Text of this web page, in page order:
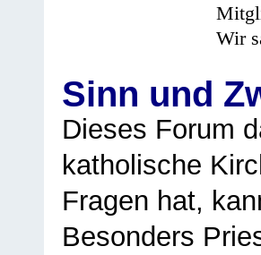
Wir
Sinn und
Dieses Forum
katholische
Fragen hat,
Besonders